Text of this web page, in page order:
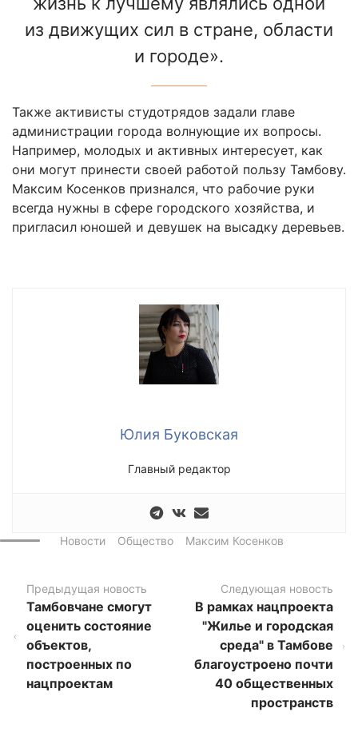
из движущих сил в стране, области
и городе».
Также активисты студотрядов задали главе
администрации города волнующие их вопросы.
Например, молодых и активных интересует, как
они могут принести своей работой пользу Тамбову.
Максим Косенков признался, что рабочие руки
всегда нужны в сфере городского хозяйства, и
пригласил юношей и девушек на высадку деревьев.
Юлия Буковская
Главный редактор
Новости Общество Максим Косенков
Предыдущая новость
Тамбовчане смогут
оценить состояние
объектов,
построенных по
нацпроектам
Следующая новость
В рамках нацпроекта
"Жилье и городская
среда" в Тамбове
благоустроено почти
40 общественных
пространств